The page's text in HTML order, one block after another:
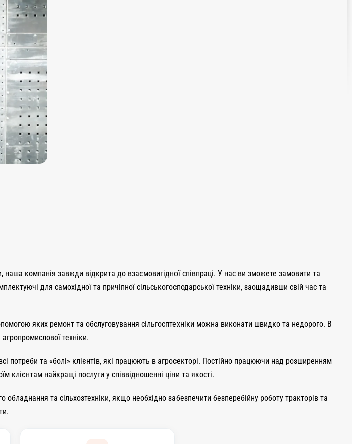
наша компанія завжди відкрита до взаємовигідної співпраці. У нас ви зможете замовити та
для самохідної та причіпної сільськогосподарської техніки, заощадивши свій час та
яких ремонт та обслуговування сільгосптехніки можна виконати швидко та недорого. В
техніки.
та «болі» клієнтів, які працюють в агросекторі. Постійно працюючи над розширенням
клієнтам найкращі послуги у співвідношенні ціни та якості.
та сільхозтехніки, якщо необхідно забезпечити безперебійну роботу тракторів та